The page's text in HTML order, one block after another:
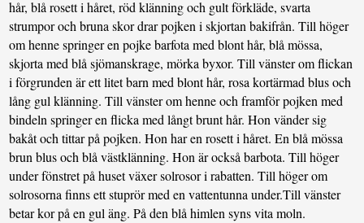
hår, blå rosett i håret, röd klänning och gult förkläde, svarta
strumpor och bruna skor drar pojken i skjortan bakifrån. Till höger
om henne springer en pojke barfota med blont hår, blå mössa,
skjorta med blå sjömanskrage, mörka byxor. Till vänster om flickan
i förgrunden är ett litet barn med blont hår, rosa kortärmad blus och
lång gul klänning. Till vänster om henne och framför pojken med
bindeln springer en flicka med långt brunt hår. Hon vänder sig
bakåt och tittar på pojken. Hon har en rosett i håret. En blå mössa
brun blus och blå västklänning. Hon är också barbota. Till höger
under fönstret på huset växer solrosor i rabatten. Till höger om
solrosorna finns ett stuprör med en vattentunna under.Till vänster
betar kor på en gul äng. På den blå himlen syns vita moln.